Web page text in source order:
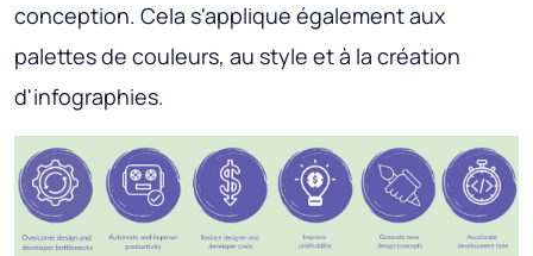
conception. Cela s'applique également aux
palettes de couleurs, au style et à la création
d'infographies.